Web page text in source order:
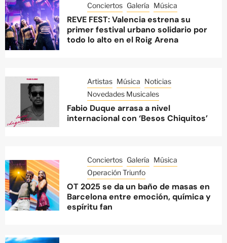
Conciertos Galería Música
REVE FEST: Valencia estrena su
primer festival urbano solidario por
todo lo alto en el Roig Arena
Artistas Música Noticias
Novedades Musicales
Fabio Duque arrasa a nivel
internacional con ‘Besos Chiquitos’
Conciertos Galería Música
Operación Triunfo
OT 2025 se da un baño de masas en
Barcelona entre emoción, química y
espíritu fan